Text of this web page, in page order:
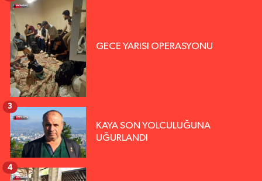
GECE YARISI OPERASYONU
KAYA SON YOLCULUĞUNA
UĞURLANDI
3
4